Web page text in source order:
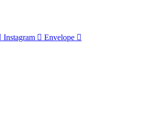
Instagram Envelope